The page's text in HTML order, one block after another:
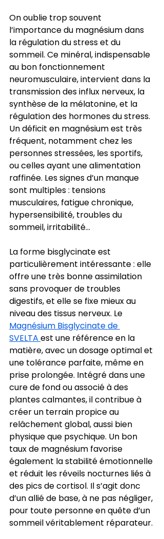
On oublie trop souvent
l’importance du magnésium dans
la régulation du stress et du
sommeil. Ce minéral, indispensable
au bon fonctionnement
neuromusculaire, intervient dans la
transmission des influx nerveux, la
synthèse de la mélatonine, et la
régulation des hormones du stress.
Un déficit en magnésium est très
fréquent, notamment chez les
personnes stressées, les sportifs,
ou celles ayant une alimentation
raffinée. Les signes d’un manque
sont multiples : tensions
musculaires, fatigue chronique,
hypersensibilité, troubles du
sommeil, irritabilité…
La forme bisglycinate est
particulièrement intéressante : elle
offre une très bonne assimilation
sans provoquer de troubles
digestifs, et elle se fixe mieux au
niveau des tissus nerveux. Le
Magnésium Bisglycinate de
SVELTA est une référence en la
matière, avec un dosage optimal et
une tolérance parfaite, même en
prise prolongée. Intégré dans une
cure de fond ou associé à des
plantes calmantes, il contribue à
créer un terrain propice au
relâchement global, aussi bien
physique que psychique. Un bon
taux de magnésium favorise
également la stabilité émotionnelle
et réduit les réveils nocturnes liés à
des pics de cortisol. Il s’agit donc
d’un allié de base, à ne pas négliger,
pour toute personne en quête d’un
sommeil véritablement réparateur.